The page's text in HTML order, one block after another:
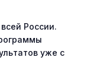
России.
уже с